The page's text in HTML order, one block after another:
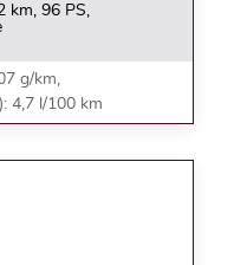
km, 96 PS,
g/km,
4,7 l/100 km